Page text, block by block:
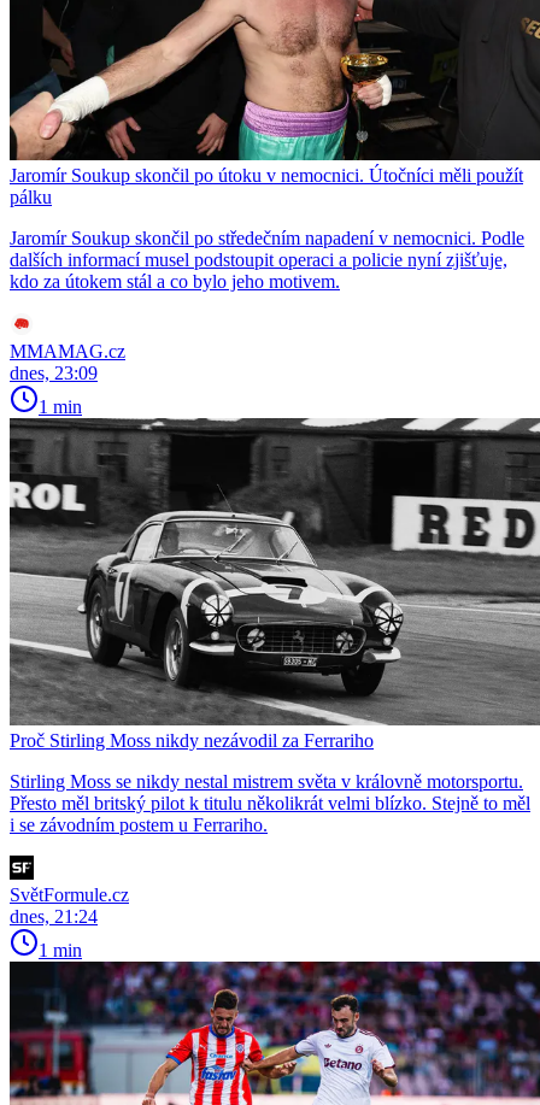
Jaromír Soukup skončil po útoku v nemocnici. Útočníci měli použít
pálku
Jaromír Soukup skončil po středečním napadení v nemocnici. Podle
dalších informací musel podstoupit operaci a policie nyní zjišťuje,
kdo za útokem stál a co bylo jeho motivem.
MMAMAG.cz
dnes, 23:09
1 min
Proč Stirling Moss nikdy nezávodil za Ferrariho
Stirling Moss se nikdy nestal mistrem světa v královně motorsportu.
Přesto měl britský pilot k titulu několikrát velmi blízko. Stejně to měl
i se závodním postem u Ferrariho.
SvětFormule.cz
dnes, 21:24
1 min